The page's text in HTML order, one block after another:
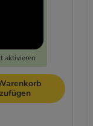
aktivieren